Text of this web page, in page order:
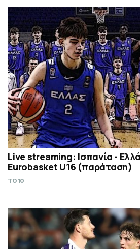
Live streaming: Ισπανία -
Eurobasket U16 (παράταση)
TO10